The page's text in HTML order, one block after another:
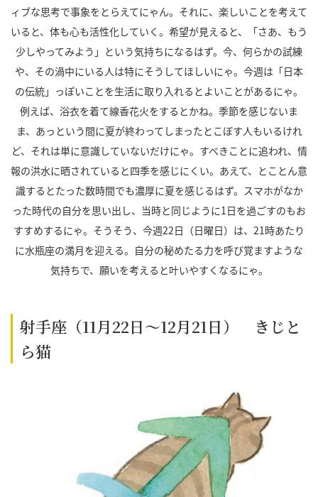
ィブな思考で事象をとらえてにゃん。それに、楽しいことを考えて
いると、体も心も活性化していく。希望が見えると、「さあ、もう
少しやってみよう」という気持ちになるはず。今、何らかの試練
や、その渦中にいる人は特にそうしてほしいにゃ。今週は「日本
の伝統」っぽいことを生活に取り入れるとよいことがあるにゃ。
例えば、浴衣を着て線香花火をするとかね。季節を感じないま
ま、あっという間に夏が終わってしまったとこぼす人もいるけれ
ど、それは単に意識していないだけにゃ。すべきことに追われ、情
報の洪水に晒されていると四季を感じにくい。あえて、とことん意
識するとたった数時間でも濃厚に夏を感じるはず。スマホがなか
った時代の自分を思い出し、当時と同じように1日を過ごすのもお
すすめするにゃ。そうそう、今週22日（日曜日）は、 21時あたり
に水瓶座の満月を迎える。自分の秘めたる力を呼び覚ますような
気持ちで、願いを考えると叶いやすくなるにゃ。
射手座（11月22日～12月21日） きじと
ら猫